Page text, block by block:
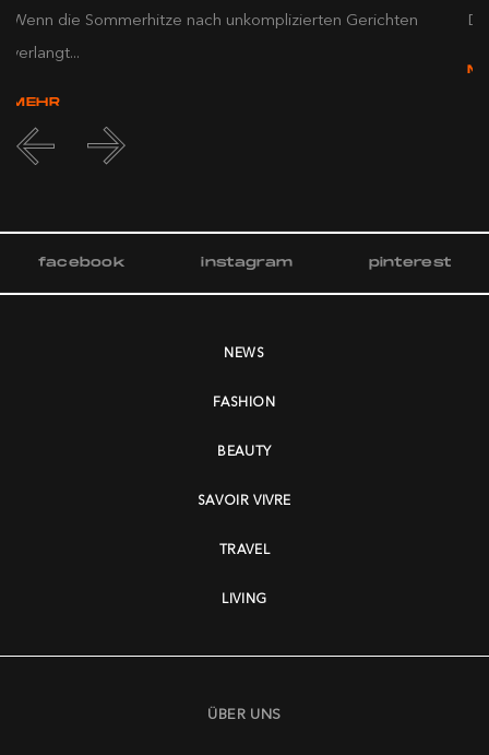
Wenn die Sommerhitze nach unkomplizierten Gerichten
verlangt...
MEHR
facebook instagram pinterest
NEWS
FASHION
BEAUTY
SAVOIR VIVRE
TRAVEL
LIVING
ÜBER UNS